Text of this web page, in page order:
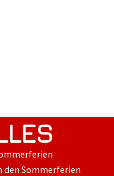
den Sommerferien